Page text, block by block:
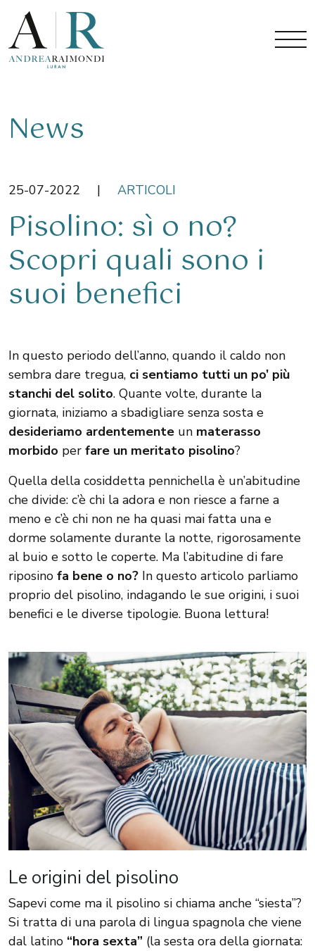
News
25-07-2022 | ARTICOLI
Pisolino: sì o no?
Scopri quali sono i
suoi benefici
In questo periodo dell’anno, quando il caldo non
sembra dare tregua, ci sentiamo tutti un po’ più
stanchi del solito. Quante volte, durante la
giornata, iniziamo a sbadigliare senza sosta e
desideriamo ardentemente un materasso
morbido per fare un meritato pisolino?
Quella della cosiddetta pennichella è un’abitudine
che divide: c’è chi la adora e non riesce a farne a
meno e c’è chi non ne ha quasi mai fatta una e
dorme solamente durante la notte, rigorosamente
al buio e sotto le coperte. Ma l’abitudine di fare
riposino fa bene o no? In questo articolo parliamo
proprio del pisolino, indagando le sue origini, i suoi
benefici e le diverse tipologie. Buona lettura!
Le origini del pisolino
Sapevi come ma il pisolino si chiama anche “siesta”?
Si tratta di una parola di lingua spagnola che viene
dal latino “hora sexta” (la sesta ora della giornata: